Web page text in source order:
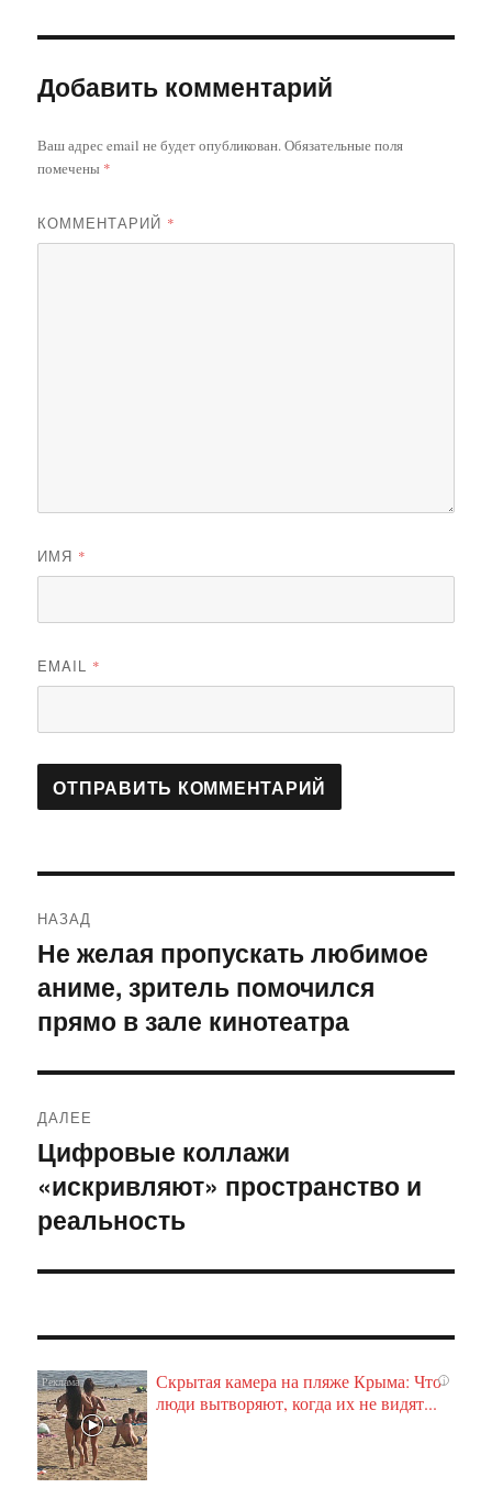
Добавить комментарий
Ваш адрес email не будет опубликован.Обязательные поля
помечены *
КОММЕНТАРИЙ *
ИМЯ *
EMAIL *
по
записям
НАЗАД
Предыдущая
запись:
Не желая пропускать любимое
аниме, зритель помочился
прямо в зале кинотеатра
ДАЛЕЕ
Следующая
запись:
Цифровые коллажи
«искривляют» пространство и
реальность
i
Скрытая камера на пляже Крыма: Что
люди вытворяют, когда их не видят...